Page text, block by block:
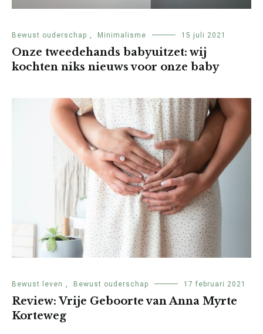
Bewust ouderschap , Minimalisme 15 juli 2021
Onze tweedehands babyuitzet: wij
kochten niks nieuws voor onze baby
Bewust leven , Bewust ouderschap 17 februari 2021
Review: Vrije Geboorte van Anna Myrte
Korteweg